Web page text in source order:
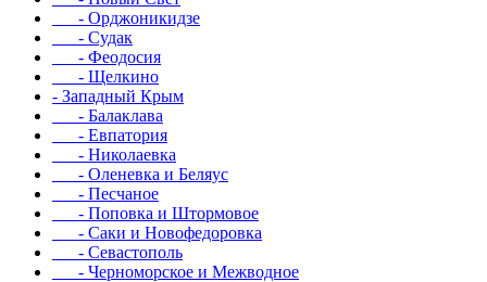
- Орджоникидзе
- Судак
- Феодосия
- Щелкино
- Западный Крым
- Балаклава
- Евпатория
- Николаевка
- Оленевка и Беляус
- Песчаное
- Поповка и Штормовое
- Саки и Новофедоровка
- Севастополь
- Черноморское и Межводное